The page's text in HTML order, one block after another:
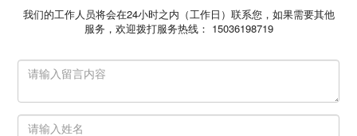
我们的工作人员将会在24小时之内（工作日）联系您，如果需要其他
服务，欢迎拨打服务热线： 15036198719